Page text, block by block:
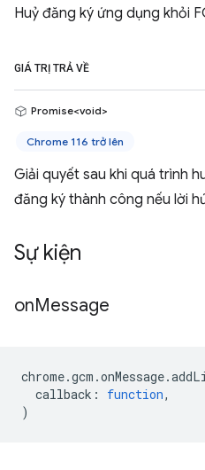
Huỷ đăng ký ứng dụng khỏi
GIÁ TRỊ TRẢ VỀ
Promise<void>
Chrome 116 trở lên
Giải quyết sau khi quá trình
đăng ký thành công nếu lời
Sự kiện
onMessage
chrome.gcm .onMessage.
callback : function,
)